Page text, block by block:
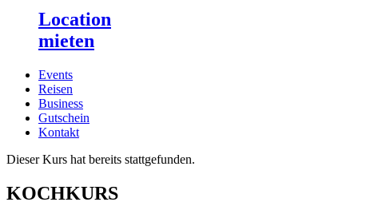
Location
mieten
Events
Reisen
Business
Gutschein
Kontakt
Dieser Kurs hat bereits stattgefunden.
KOCHKURS